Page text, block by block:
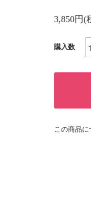
3,850円(
購入数
この商品に